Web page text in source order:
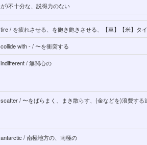
が)不十分な、説得力のない
tire / を疲れさせる、を飽き飽きさせる、【車】【米】タ
collide with - / 〜を衝突する
indifferent / 無関心の
scatter / 〜をばらまく、まき散らす、(金などを)浪費する
antarctic / 南極地方の、南極の